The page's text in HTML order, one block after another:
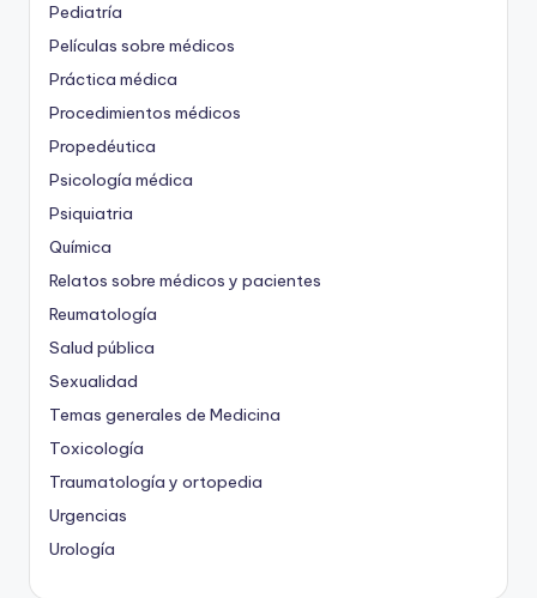
Pediatría
Películas sobre médicos
Práctica médica
Procedimientos médicos
Propedéutica
Psicología médica
Psiquiatria
Química
Relatos sobre médicos y pacientes
Reumatología
Salud pública
Sexualidad
Temas generales de Medicina
Toxicología
Traumatología y ortopedia
Urgencias
Urología